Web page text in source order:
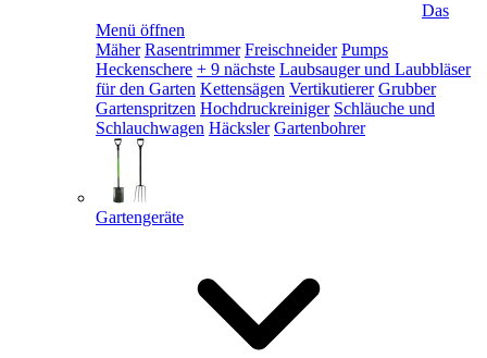
Das
Menü öffnen
Mäher Rasentrimmer Freischneider Pumps
Heckenschere + 9 nächste Laubsauger und Laubbläser
für den Garten Kettensägen Vertikutierer Grubber
Gartenspritzen Hochdruckreiniger Schläuche und
Schlauchwagen Häcksler Gartenbohrer
Gartengeräte